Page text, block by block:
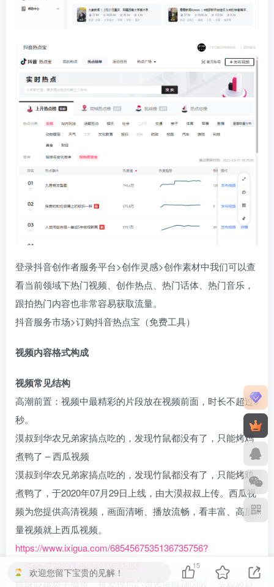
登录抖音创作者服务平台>创作灵感>创作素材中我们可以查
看当前领域下热门视频、创作热点、热门话体、热门音乐，
跟拍热门内容也非常容易获取流量。​
抖音服务市场>订购抖音热点宝（免费工具）​
视频内容格式构成​
视频常见结构​
高潮前置：视频中最精彩的片段放在视频前面，时长不超过5
秒。​
​漠叔到华农兄弟家搞点吃的，发现竹鼠都没有了，只能烤鸡
煮鸭了 – 西瓜视频
漠叔到华农兄弟家搞点吃的，发现竹鼠都没有了，只能烤鸡
煮鸭了，于2020年07月29日上线，由大漠叔叔上传。西瓜视
频为您提供高清视频，画面清晰、播放流畅，看丰富、高质
量视频就上西瓜视频。
https://www.ixigua.com/6854567535136735756?
logTag=732f30b693e2137f2d55
欢迎您留下宝贵的见解！
15